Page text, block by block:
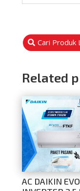
Cari Produk
Related
AC DAIKIN EVO